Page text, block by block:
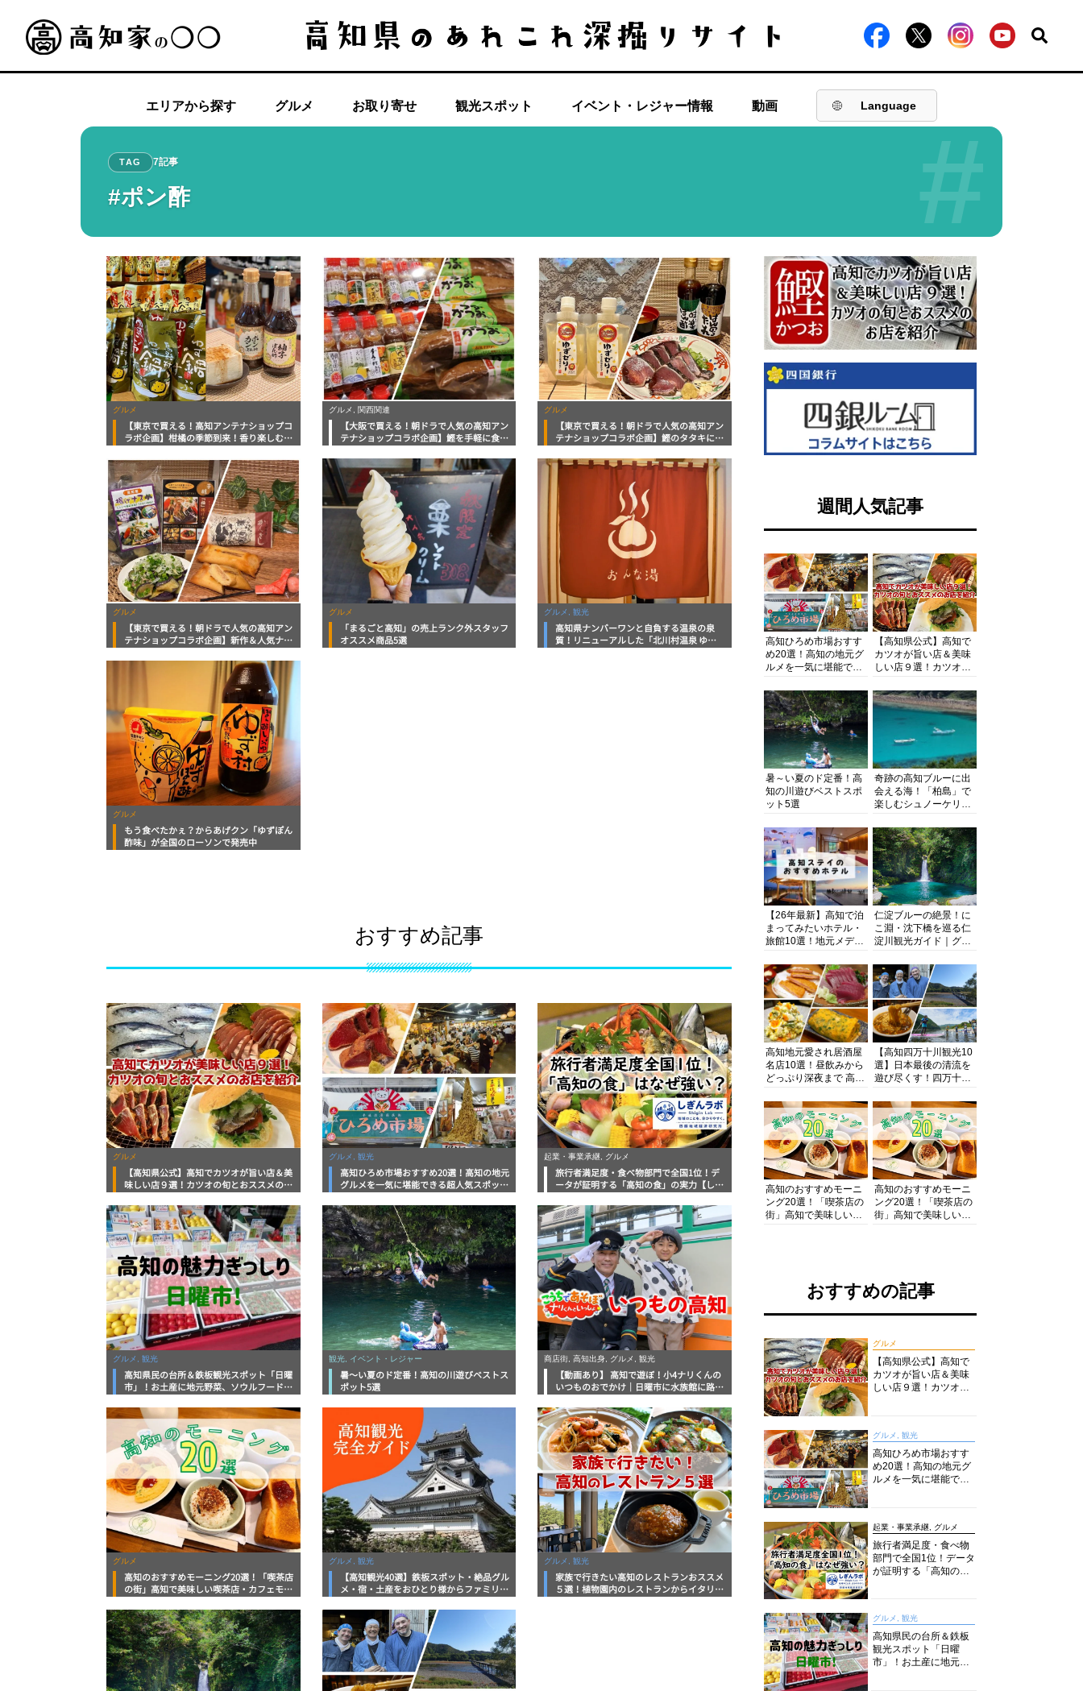
エリアから探す グルメ お取り寄せ 観光スポット イベント・レジャー情報 動画 Language
#
TAG 7記事
#ポン酢
グルメ
【東京で買える！高知アンテナショップコ
ラボ企画】柑橘の季節到来！香り楽しむポ
グルメ, 関西関連
【大阪で買える！朝ドラで人気の高知アン
テナショップコラボ企画】鰹を手軽に食卓
ずポン酢まで
グルメ
【東京で買える！朝ドラで人気の高知アン
テナショップコラボ企画】鰹のタタキにピ
りゼリーまで
グルメ
【東京で買える！朝ドラで人気の高知アン
テナショップコラボ企画】新作＆人気ナン
ん酢とトロッと食感の冷凍ナス！
グルメ
「まるごと高知」の売上ランク外スタッフ
オススメ商品5選
グルメ, 観光
高知県ナンバーワンと自負する温泉の泉
質！リニューアルした「北川村温泉 ゆず
グルメ
もう食べたかぇ？からあげクン「ゆずぽん
酢味」が全国のローソンで発売中
おすすめ記事
グルメ
【高知県公式】高知でカツオが旨い店＆美
味しい店９選！カツオの旬とおススメのお
グルメ, 観光
高知ひろめ市場おすすめ20選！高知の地元
グルメを一気に堪能できる超人気スポット
起業・事業承継, グルメ
旅行者満足度・食べ物部門で全国1位！デ
ータが証明する「高知の食」の実力【しぎ
グルメ, 観光
高知県民の台所＆鉄板観光スポット「日曜
市」！お土産に地元野菜、ソウルフードま
底解説！
観光, イベント・レジャー
暑～い夏のド定番！高知の川遊びベストス
ポット5選
商店街, 高知出身, グルメ, 観光
【動画あり】 高知で遊ぼ！小4ナリくんの
いつものおでかけ｜日曜市に水族館に路面
グルメ
高知のおすすめモーニング20選！「喫茶店
の街」高知で美味しい喫茶店・カフェモー
グルメ, 観光
【高知観光40選】鉄板スポット・絶品グル
メ・宿・土産をおひとり様からファミリー
グルメ, 観光
家族で行きたい高知のレストランおススメ
５選！植物園内のレストランからイタリア
週間人気記事
高知ひろめ市場おすす
め20選！高知の地元グ
ルメを一気に堪能でき
底解剖
【高知県公式】高知で
カツオが旨い店＆美味
しい店９選！カツオの
紹介
暑～い夏のド定番！高
知の川遊びベストスポ
ット5選
奇跡の高知ブルーに出
会える海！「柏島」で
楽しむシュノーケリン
浴にキャンプまで透明
度抜群の海の楽園を徹
底紹介
【26年最新】高知で泊
まってみたいホテル・
旅館10選！地元メディ
厳選
仁淀ブルーの絶景！に
こ淵・沈下橋を巡る仁
淀川観光ガイド｜グル
まで完全網羅！
高知地元愛され居酒屋
名店10選！昼飲みから
どっぷり深夜まで 高知
知グルメPro】
【高知四万十川観光10
選】日本最後の清流を
遊び尽くす！四万十川
を網羅したおすすめガ
イド
高知のおすすめモーニ
ング20選！「喫茶店の
街」高知で美味しい喫
高知のおすすめモーニ
ング20選！「喫茶店の
街」高知で美味しい喫
おすすめの記事
グルメ
【高知県公式】高知で
カツオが旨い店＆美味
しい店９選！カツオの
グルメ, 観光
高知ひろめ市場おすす
め20選！高知の地元グ
ルメを一気に堪能でき
起業・事業承継, グルメ
旅行者満足度・食べ物
部門で全国1位！データ
が証明する「高知の
グルメ, 観光
高知県民の台所＆鉄板
観光スポット「日曜
市」！お土産に地元野